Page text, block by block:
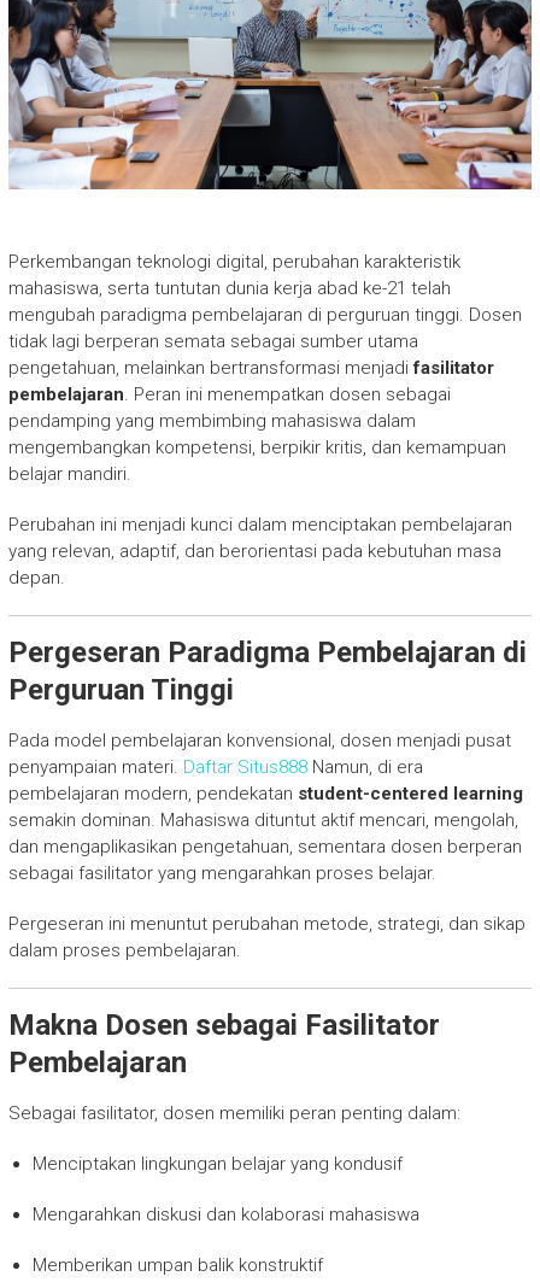
Perkembangan teknologi digital, perubahan karakteristik
mahasiswa, serta tuntutan dunia kerja abad ke-21 telah
mengubah paradigma pembelajaran di perguruan tinggi. Dosen
tidak lagi berperan semata sebagai sumber utama
pengetahuan, melainkan bertransformasi menjadifasilitator
pembelajaran. Peran ini menempatkan dosen sebagai
pendamping yang membimbing mahasiswa dalam
mengembangkan kompetensi, berpikir kritis, dan kemampuan
belajar mandiri.
Perubahan ini menjadi kunci dalam menciptakan pembelajaran
yang relevan, adaptif, dan berorientasi pada kebutuhan masa
depan.
Pergeseran Paradigma Pembelajaran di
Perguruan Tinggi
Pada model pembelajaran konvensional, dosen menjadi pusat
penyampaian materi. Daftar Situs888Namun, di era
pembelajaran modern, pendekatan student-centered learning
semakin dominan. Mahasiswa dituntut aktif mencari, mengolah,
dan mengaplikasikan pengetahuan, sementara dosen berperan
sebagai fasilitator yang mengarahkan proses belajar.
Pergeseran ini menuntut perubahan metode, strategi, dan sikap
dalam proses pembelajaran.
Makna Dosen sebagai Fasilitator
Pembelajaran
Sebagai fasilitator, dosen memiliki peran penting dalam:
Menciptakan lingkungan belajar yang kondusif
Mengarahkan diskusi dan kolaborasi mahasiswa
Memberikan umpan balik konstruktif